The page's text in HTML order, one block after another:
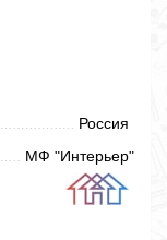
Россия
МФ "Интерьер"